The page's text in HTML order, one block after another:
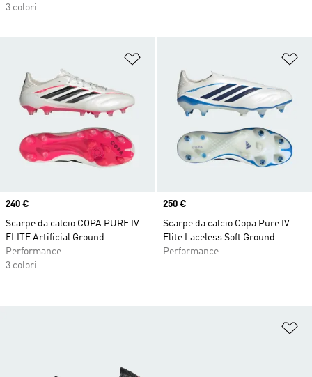
3 colori
Aggiungi alla lista dei desideri
Price
240 €
Scarpe da calcio COPA PURE IV
ELITE Artificial Ground
Performance
3 colori
Price
250 €
Scarpe da calcio Copa Pure IV
Elite Laceless Soft Ground
Performance